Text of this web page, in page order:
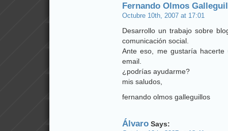
Fernando Olmos
Octubre 10th, 2007 at 17:01
Desarrollo un trabajo sobre
comunicación social.
Ante eso, me gustaría
email.
¿podrías ayudarme?
mis saludos,
fernando olmos galleguillos
Álvaro Says: